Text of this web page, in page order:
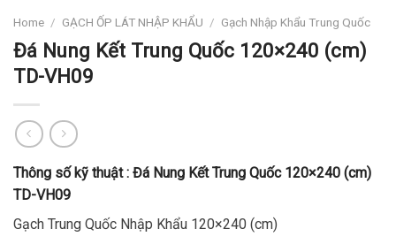
Home / GẠCH ỐP LÁT NHẬP KHẨU / Gạch Nhập Khẩu Trung Quốc
Đá Nung Kết Trung Quốc 120×240 (cm)
TD-VH09
Thông số kỹ thuật : Đá Nung Kết Trung Quốc 120×240 (cm)
TD-VH09
Gạch Trung Quốc Nhập Khẩu 120×240 (cm)